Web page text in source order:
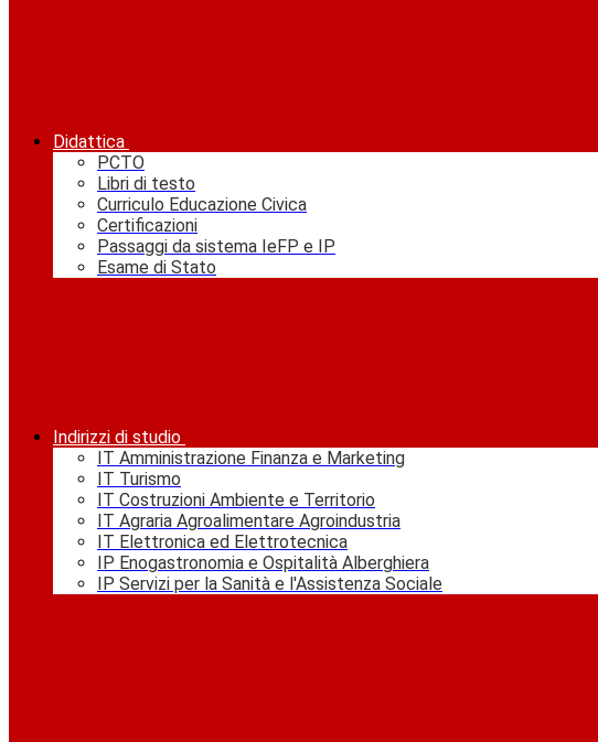
Didattica
PCTO
Libri di testo
Curriculo Educazione Civica
Certificazioni
Passaggi da sistema IeFP e IP
Esame di Stato
Indirizzi di studio
IT Amministrazione Finanza e Marketing
IT Turismo
IT Costruzioni Ambiente e Territorio
IT Agraria Agroalimentare Agroindustria
IT Elettronica ed Elettrotecnica
IP Enogastronomia e Ospitalità Alberghiera
IP Servizi per la Sanità e l'Assistenza Sociale